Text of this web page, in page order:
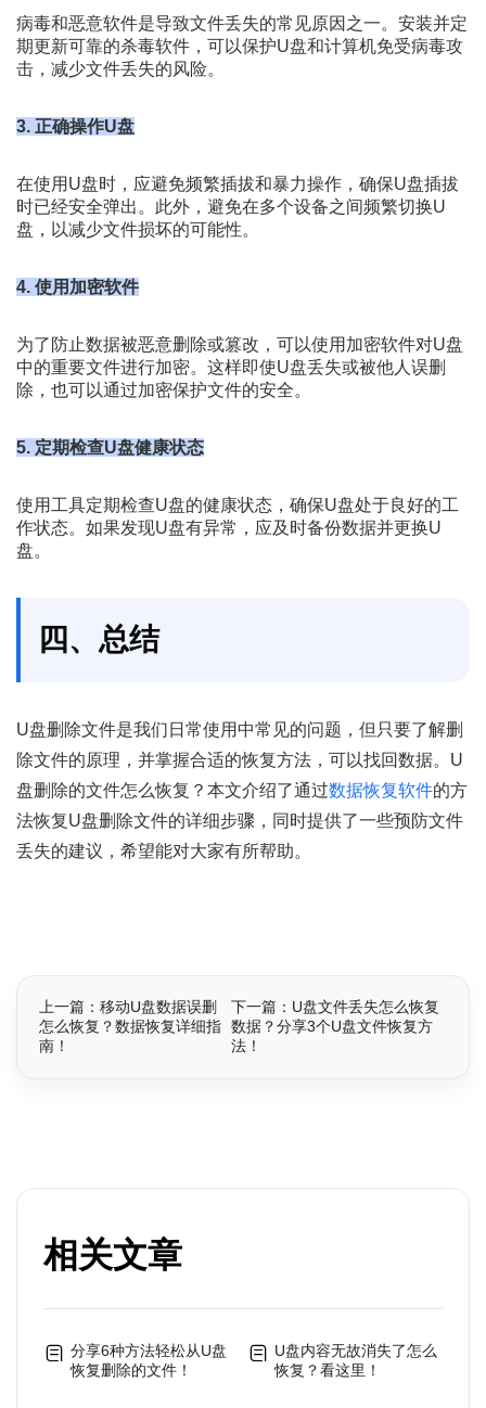
病毒和恶意软件是导致文件丢失的常见原因之一。安装并定
期更新可靠的杀毒软件，可以保护U盘和计算机免受病毒攻
击，减少文件丢失的风险。
3. 正确操作U盘
在使用U盘时，应避免频繁插拔和暴力操作，确保U盘插拔
时已经安全弹出。此外，避免在多个设备之间频繁切换U
盘，以减少文件损坏的可能性。
4. 使用加密软件
为了防止数据被恶意删除或篡改，可以使用加密软件对U盘
中的重要文件进行加密。这样即使U盘丢失或被他人误删
除，也可以通过加密保护文件的安全。
5. 定期检查U盘健康状态
使用工具定期检查U盘的健康状态，确保U盘处于良好的工
作状态。如果发现U盘有异常，应及时备份数据并更换U
盘。
四、总结
U盘删除文件是我们日常使用中常见的问题，但只要了解删
除文件的原理，并掌握合适的恢复方法，可以找回数据。U
盘删除的文件怎么恢复？本文介绍了通过数据恢复软件的方
法恢复U盘删除文件的详细步骤，同时提供了一些预防文件
丢失的建议，希望能对大家有所帮助。
上一篇：移动U盘数据误删
怎么恢复？数据恢复详细指
南！
下一篇：U盘文件丢失怎么恢复
数据？分享3个U盘文件恢复方
法！
相关文章
分享6种方法轻松从U盘
恢复删除的文件！
U盘内容无故消失了怎么
恢复？看这里！